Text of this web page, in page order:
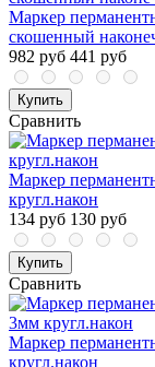
Маркер
скошенный
982 руб 441 руб
Купить
Сравнить
Маркер
кругл.након
134 руб 130 руб
Купить
Сравнить
Маркер
кругл.након